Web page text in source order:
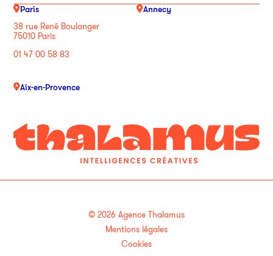
Paris
38 rue René Boulanger
75010 Paris
01 47 00 58 83
Annecy
Aix-en-Provence
© 2026 Agence Thalamus
Mentions légales
Cookies